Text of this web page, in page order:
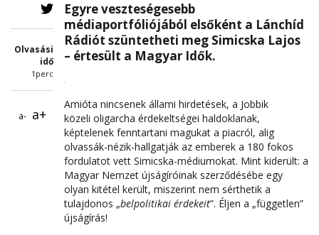
Olvasási
idő
1perc
a- a+
Egyre veszteségesebb
médiaportfóliójából elsőként a Lánchíd
Rádiót szüntetheti meg Simicska Lajos
– értesült a Magyar Idők.
Amióta nincsenek állami hirdetések, a Jobbik
közeli oligarcha érdekeltségei haldoklanak,
képtelenek fenntartani magukat a piacról, alig
olvassák-nézik-hallgatják az emberek a 180 fokos
fordulatot vett Simicska-médiumokat. Mint kiderült: a
Magyar Nemzet újságíróinak szerződésébe egy
olyan kitétel került, miszerint nem sérthetik a
tulajdonos „belpolitikai érdekeit”. Éljen a „független”
újságírás!